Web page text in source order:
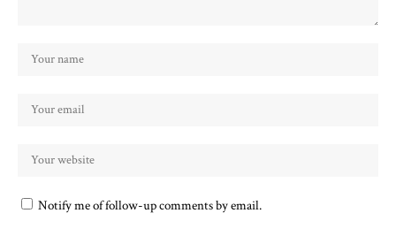
Notify me of follow-up comments by email.